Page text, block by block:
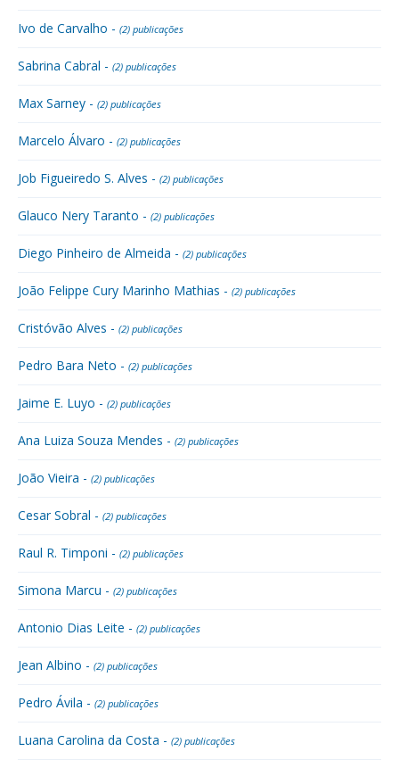
Ivo de Carvalho - (2) publicações
Sabrina Cabral - (2) publicações
Max Sarney - (2) publicações
Marcelo Álvaro - (2) publicações
Job Figueiredo S. Alves - (2) publicações
Glauco Nery Taranto - (2) publicações
Diego Pinheiro de Almeida - (2) publicações
João Felippe Cury Marinho Mathias - (2) publicações
Cristóvão Alves - (2) publicações
Pedro Bara Neto - (2) publicações
Jaime E. Luyo - (2) publicações
Ana Luiza Souza Mendes - (2) publicações
João Vieira - (2) publicações
Cesar Sobral - (2) publicações
Raul R. Timponi - (2) publicações
Simona Marcu - (2) publicações
Antonio Dias Leite - (2) publicações
Jean Albino - (2) publicações
Pedro Ávila - (2) publicações
Luana Carolina da Costa - (2) publicações